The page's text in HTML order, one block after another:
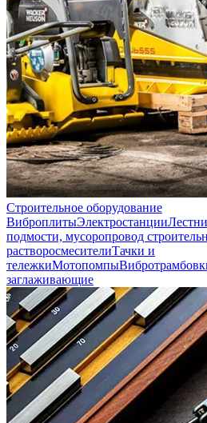
Строительное оборудование
ВиброплитыЭлектростанции
подмости, мусоропровод
растворосмесителиТачки и
тележкиМотопомпы
заглаживающие